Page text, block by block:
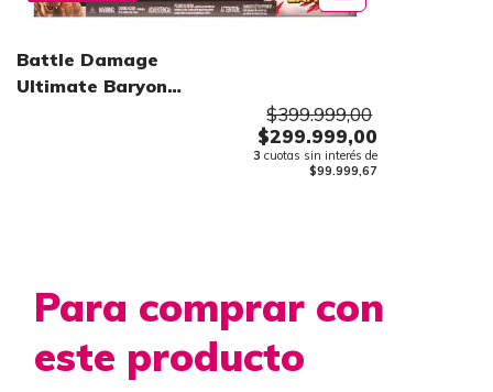
Battle Damage
Ultimate Baryonyx
$399.999,00
$299.999,00
3 cuotas sin interés de
$99.999,67
Para comprar con
este producto